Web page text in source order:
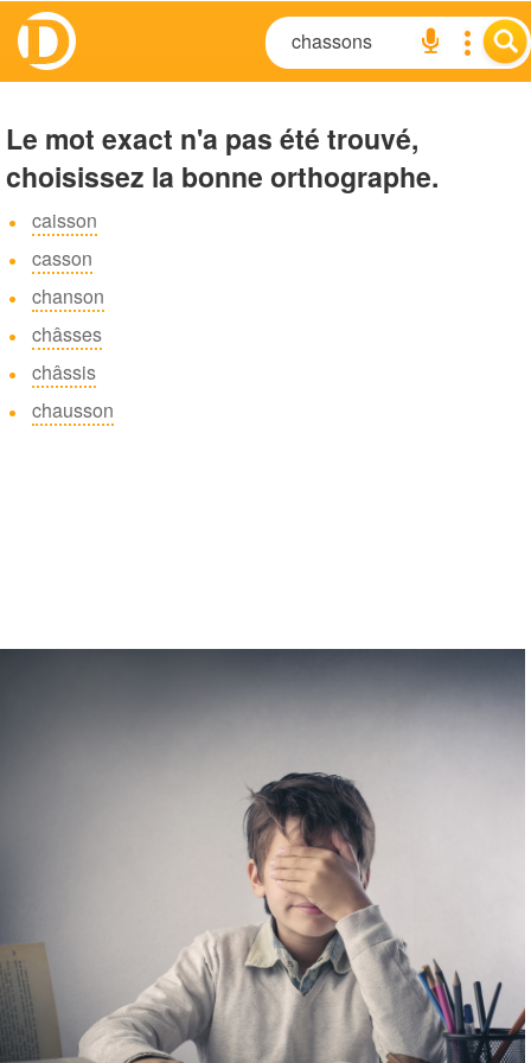
Le mot exact n'a pas été trouvé,
choisissez la bonne orthographe.
caisson
casson
chanson
châsses
châssis
chausson